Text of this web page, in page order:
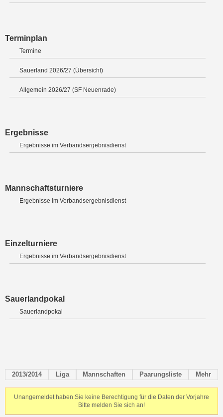
Terminplan
Termine
Sauerland 2026/27 (Übersicht)
Allgemein 2026/27 (SF Neuenrade)
Ergebnisse
Ergebnisse im Verbandsergebnisdienst
Mannschaftsturniere
Ergebnisse im Verbandsergebnisdienst
Einzelturniere
Ergebnisse im Verbandsergebnisdienst
Sauerlandpokal
Sauerlandpokal
2013/2014 Liga Mannschaften Paarungsliste Mehr
Unangemeldet haben Sie keine Berechtigung für die Daten der Vorjahre
Bitte melden Sie sich an!